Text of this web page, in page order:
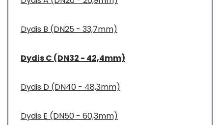
Dydis B (DN25 - 33,7mm)
Dydis C (DN32 - 42,4mm)
Dydis D (DN40 - 48,3mm)
Dydis E (DN50 - 60,3mm)